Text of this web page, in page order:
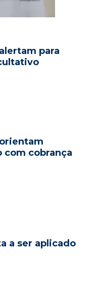
para
com cobrança
a ser aplicado